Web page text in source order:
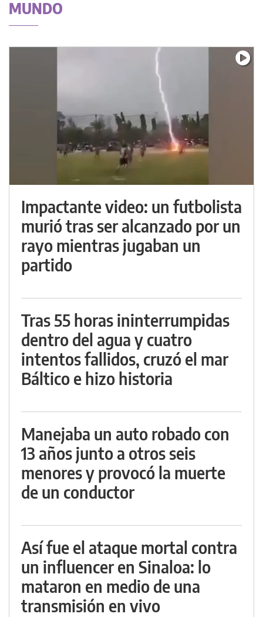
MUNDO
Impactante video: un futbolista
murió tras ser alcanzado por un
rayo mientras jugaban un
partido
Tras 55 horas ininterrumpidas
dentro del agua y cuatro
intentos fallidos, cruzó el mar
Báltico e hizo historia
Manejaba un auto robado con
13 años junto a otros seis
menores y provocó la muerte
de un conductor
Así fue el ataque mortal contra
un influencer en Sinaloa: lo
mataron en medio de una
transmisión en vivo